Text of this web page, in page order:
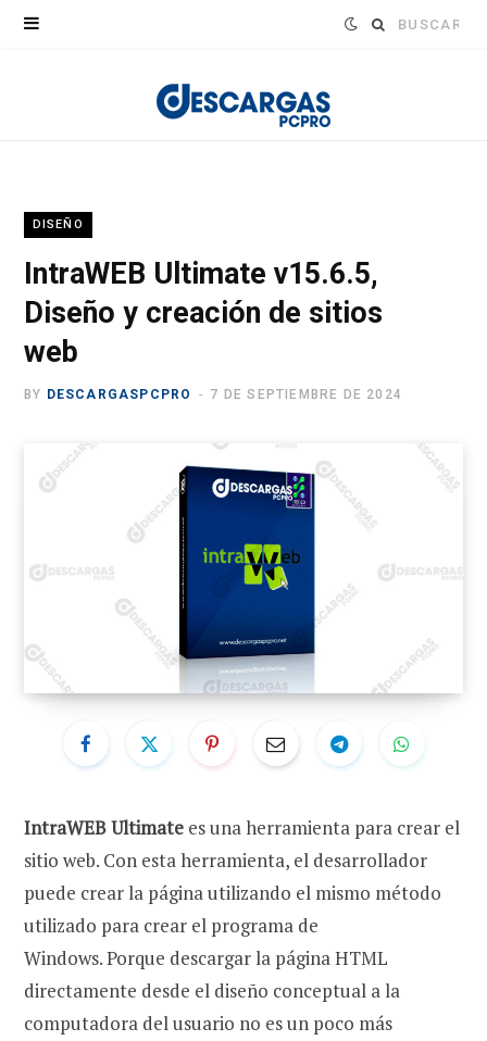
Buscar:
DISEÑO
IntraWEB Ultimate v15.6.5,
Diseño y creación de sitios
web
BY DESCARGASPCPRO 7 DE SEPTIEMBRE DE 2024
IntraWEB Ultimate es una herramienta para crear el
sitio web. Con esta herramienta, el desarrollador
puede crear la página utilizando el mismo método
utilizado para crear el programa de
Windows. Porque descargar la página HTML
directamente desde el diseño conceptual a la
computadora del usuario no es un poco más